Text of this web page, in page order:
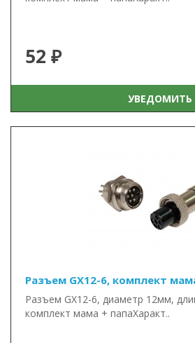
52 ₽
УВЕДОМИТЬ
Разъем GX12-6, комплект
Разъем GX12-6, диаметр 12мм,
комплект мама + папаХаракт..